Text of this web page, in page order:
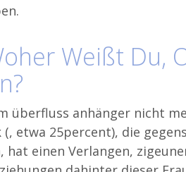
Weißt Du,
überfluss anhänger nicht
etwa 25percent), die
einen Verlangen,